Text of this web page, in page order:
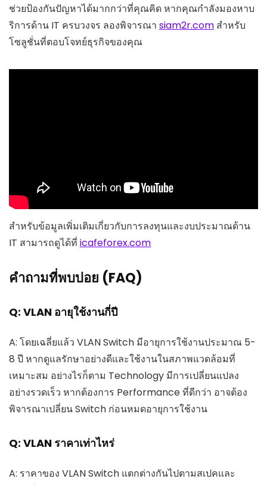
ช่วยป้องกันปัญหาได้มากกว่าที่คุณคิด หากคุณกำลังมองหาบ
ริการด้าน IT ครบวงจร ลองพิจารณา siam2r.com สำหรับ
โซลูชั่นที่ตอบโจทย์ธุรกิจของคุณ
สำหรับข้อมูลเพิ่มเติมเกี่ยวกับการลงทุนและงบประมาณด้าน
IT สามารถดูได้ที่ icafeforex.com
คำถามที่พบบ่อย (FAQ)
Q: VLAN อายุใช้งานกี่ปี
A: โดยเฉลี่ยแล้ว VLAN Switch มีอายุการใช้งานประมาณ 5-
8 ปี หากดูแลรักษาอย่างดีและใช้งานในสภาพแวดล้อมที่
เหมาะสม อย่างไรก็ตาม Technology มีการเปลี่ยนแปลง
อย่างรวดเร็ว หากต้องการ Performance ที่ดีกว่า อาจต้อง
พิจารณาเปลี่ยน Switch ก่อนหมดอายุการใช้งาน
Q: VLAN ราคาเท่าไหร่
A: ราคาของ VLAN Switch แตกต่างกันไปตามสเปคและ